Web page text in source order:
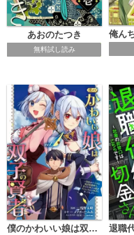
あおのたつき
無料試し読み
僕のかわいい娘は双子の賢者 ～特技がデバフの底辺黒魔導士、育てた双子の娘がSランクの大賢者になってしまう～